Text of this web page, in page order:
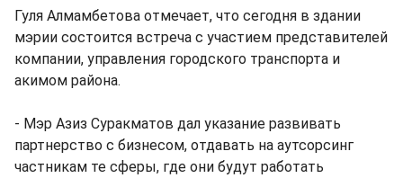
Гуля Алмамбетова отмечает, что сегодня в здании
мэрии состоится встреча с участием представителей
компании, управления городского транспорта и
акимом района.
- Мэр Азиз Суракматов дал указание развивать
партнерство с бизнесом, отдавать на аутсорсинг
частникам те сферы, где они будут работать